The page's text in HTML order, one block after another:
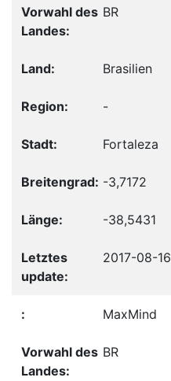
BR
Brasilien
-
Fortaleza
-3,7172
-38,5431
2017-08-16
MaxMind
BR